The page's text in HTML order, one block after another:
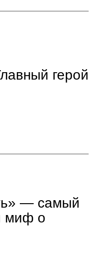
герой
— самый
миф о